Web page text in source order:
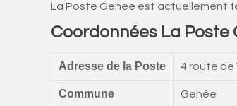
La Poste Gehee est actuellement
Coordonnées La Poste
Adresse de la Poste 4 route de
Commune Gehée